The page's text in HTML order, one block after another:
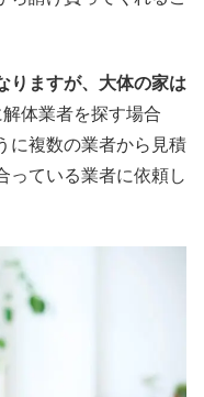
りますが、大体の家は
体業者を探す場合
に複数の業者から見積
っている業者に依頼し